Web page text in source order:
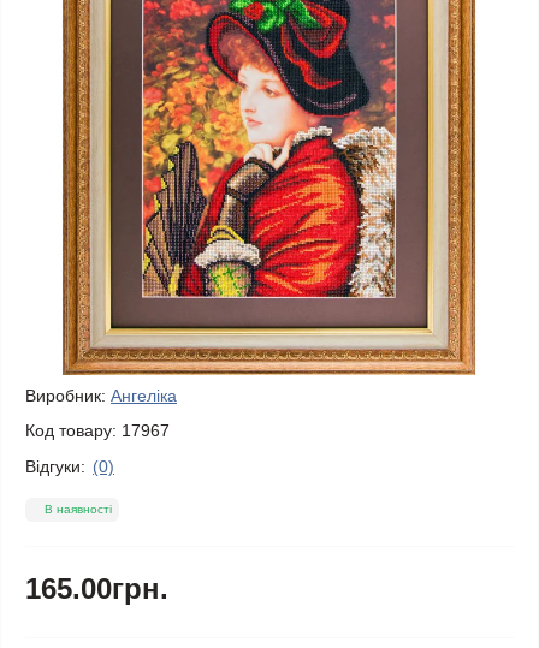
Виробник: Ангеліка
Код товару: 17967
Відгуки: (0)
В наявності
165.00грн.